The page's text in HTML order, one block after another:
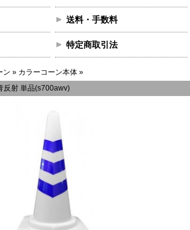
送料・手数料
特定商取引法
ン » カラーコーン本体 »
反射 単品(s700awv)